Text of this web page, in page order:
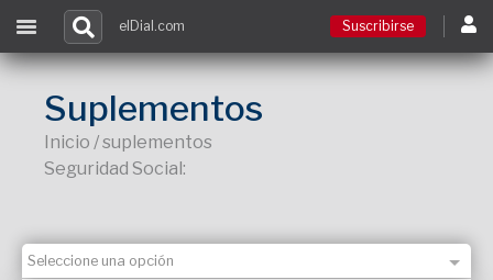
elDial.com Suscribirse
Suplementos
Inicio / suplementos
Seguridad Social: